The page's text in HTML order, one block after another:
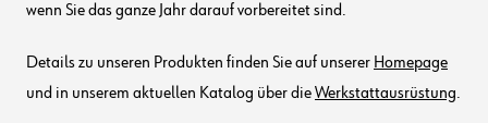
wenn Sie das ganze Jahr darauf vorbereitet sind.
Details zu unseren Produkten finden Sie auf unserer Homepage
und in unserem aktuellen Katalog über dieWerkstattausrüstung.